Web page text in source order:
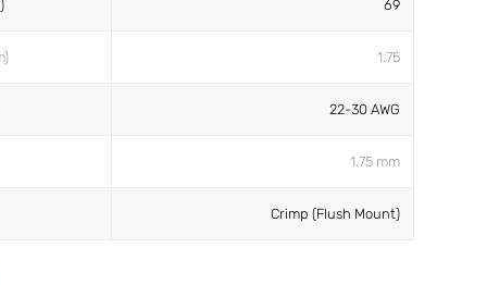
69
1.75
22-30 AWG
1.75 mm
Crimp (Flush Mount)